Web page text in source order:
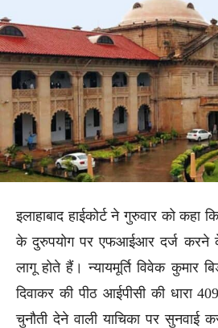
इलाहाबाद हाईकोर्ट ने गुरुवार को कहा
के दुरुपयोग पर एफआईआर दर्ज करने के
लागू होते हैं। न्यायमूर्ति विवेक कुमार
दिवाकर की पीठ आईपीसी की धारा
चुनौती देने वाली याचिका पर सुनवाई